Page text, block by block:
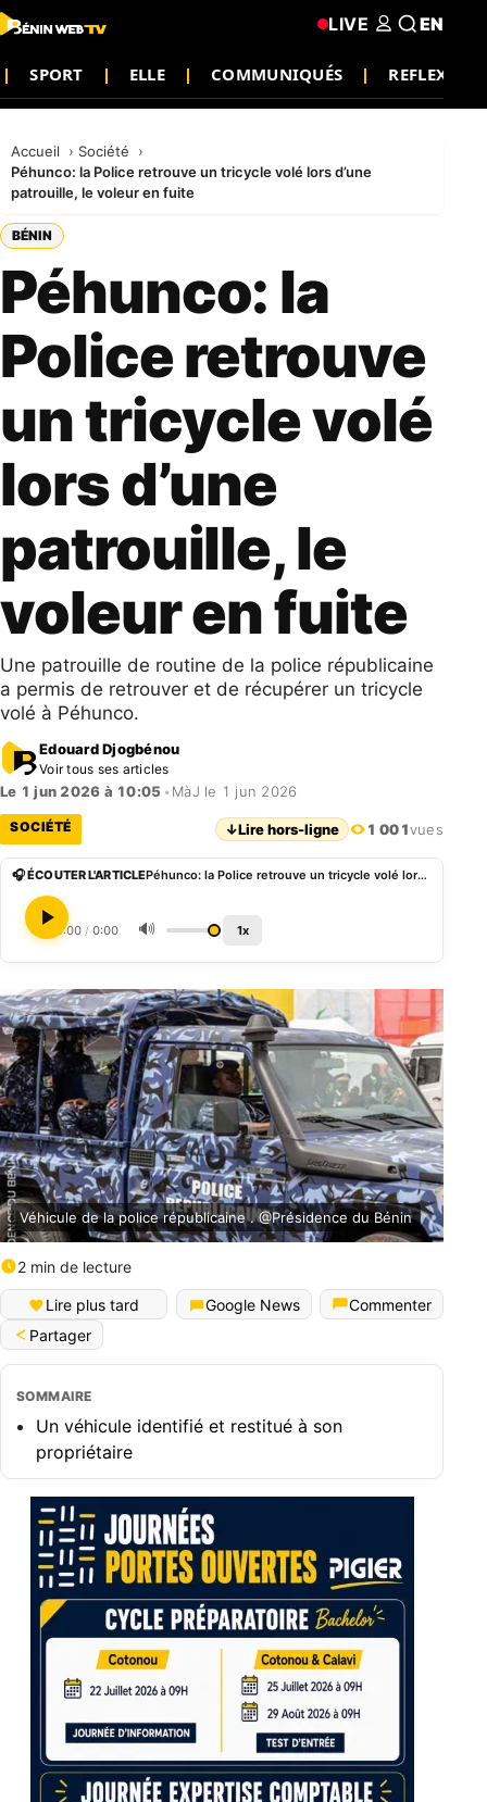
SPORT ELLE COMMUNIQUÉS REFLEXION
LIVE EN
Accueil
Société
Péhunco: la Police retrouve un tricycle volé lors d’une
patrouille, le voleur en fuite
BÉNIN
Péhunco: la
Police retrouve
un tricycle volé
lors d’une
patrouille, le
voleur en fuite
Une patrouille de routine de la police républicaine
a permis de retrouver et de récupérer un tricycle
volé à Péhunco.
Edouard Djogbénou
Voir tous ses articles
Le 1 jun 2026 à 10:05 • MàJ le 1 jun 2026
SOCIÉTÉ ↓Lire hors-ligne 1 001vues
🎧 ÉCOUTER L'ARTICLE Péhunco: la Police retrouve un tricycle volé lors d’une patrouille, le voleur en fuite
0:00 / 0:00 🔊 1x
Véhicule de la police républicaine . @Présidence du Bénin
2 min de lecture
Lire plus tard Google News
Commenter
Partager
SOMMAIRE
​Un véhicule identifié et restitué à son
propriétaire